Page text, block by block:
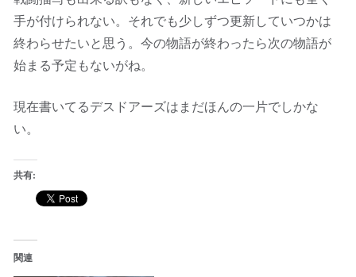
手が付けられない。それでも少しずつ更新していつかは
終わらせたいと思う。今の物語が終わったら次の物語が
始まる予定もないがね。
現在書いてるデスドアーズはまだほんの一片でしかな
い。
共有:
関連